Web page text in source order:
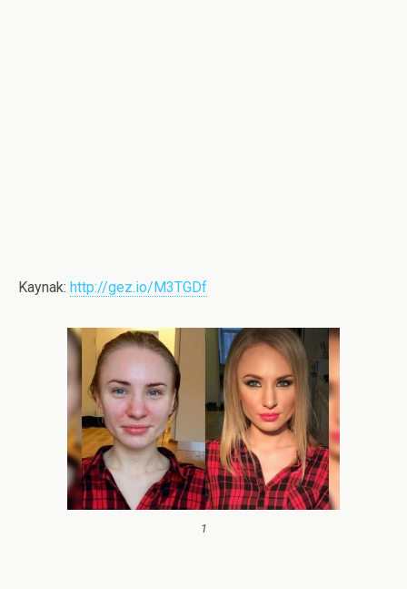
Kaynak: http://gez.io/M3TGDf
1